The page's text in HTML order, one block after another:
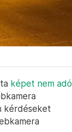
képet nem adó
kérdéseket